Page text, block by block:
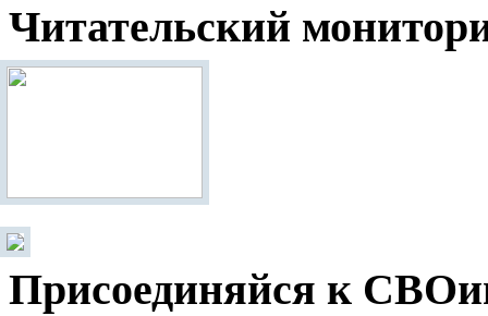
Читательский
Присоединяйся к